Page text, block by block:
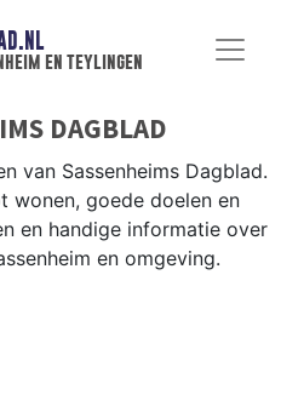
en teylingen
DAGBLAD
van Sassenheims Dagblad.
wonen, goede doelen en
en handige informatie over
en omgeving.